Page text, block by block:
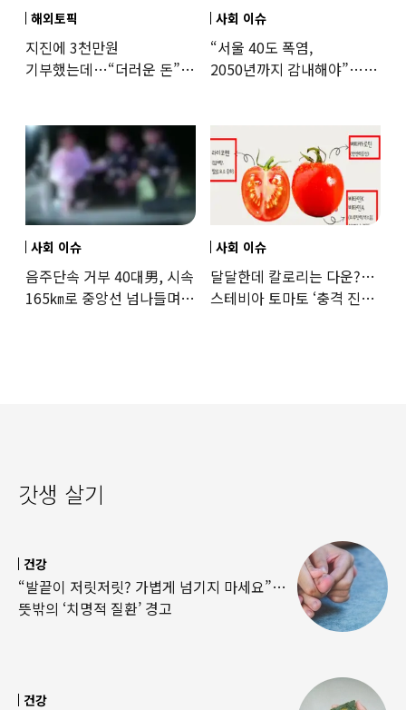
해외토픽
지진에 3천만원
기부했는데…“더러운 돈”
사회 이슈
“서울 40도 폭염,
2050년까지 감내해야”…
사회 이슈
음주단속 거부 40대男, 시속
165㎞로 중앙선 넘나들며
사회 이슈
달달한데 칼로리는 다운?…
스테비아 토마토 ‘충격 진실’
갓생 살기
건강
“발끝이 저릿저릿? 가볍게 넘기지 마세요”…
뜻밖의 ‘치명적 질환’ 경고
건강